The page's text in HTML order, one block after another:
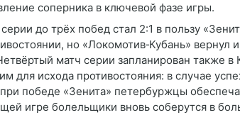
соперника в ключевой фазе игры.
до трёх побед стал 2:1 в пользу
но «Локомотив‑Кубань» вернул
матч серии запланирован также
для исхода противостояния: в случае
при победе «Зенита» петербуржцы
игре болельщики вновь соберутся в